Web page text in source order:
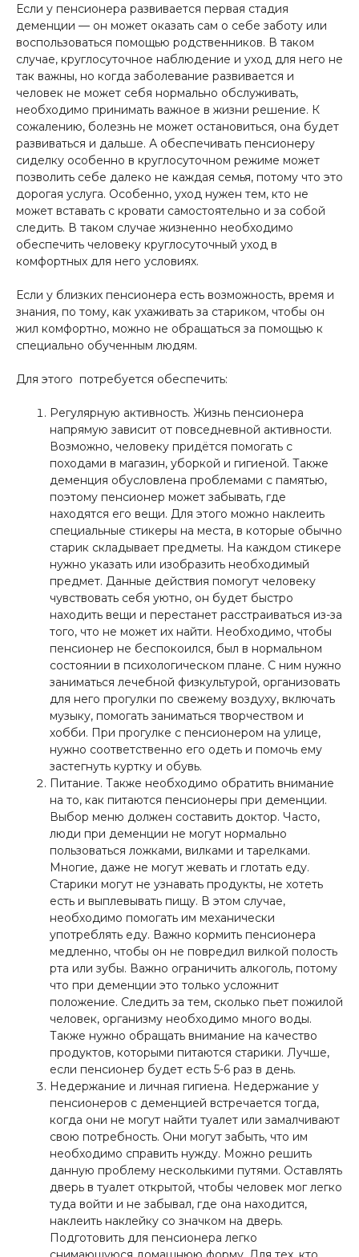
Если у пенсионера развивается первая стадия
деменции — он может оказать сам о себе заботу или
воспользоваться помощью родственников. В таком
случае, круглосуточное наблюдение и уход для него не
так важны, но когда заболевание развивается и
человек не может себя нормально обслуживать,
необходимо принимать важное в жизни решение. К
сожалению, болезнь не может остановиться, она будет
развиваться и дальше. А обеспечивать пенсионеру
сиделку особенно в круглосуточном режиме может
позволить себе далеко не каждая семья, потому что это
дорогая услуга. Особенно, уход нужен тем, кто не
может вставать с кровати самостоятельно и за собой
следить. В таком случае жизненно необходимо
обеспечить человеку круглосуточный уход в
комфортных для него условиях.
Если у близких пенсионера есть возможность, время и
знания, по тому, как ухаживать за стариком, чтобы он
жил комфортно, можно не обращаться за помощью к
специально обученным людям.
Для этого потребуется обеспечить:
Регулярную активность. Жизнь пенсионера
напрямую зависит от повседневной активности.
Возможно, человеку придётся помогать с
походами в магазин, уборкой и гигиеной. Также
деменция обусловлена проблемами с памятью,
поэтому пенсионер может забывать, где
находятся его вещи. Для этого можно наклеить
специальные стикеры на места, в которые обычно
старик складывает предметы. На каждом стикере
нужно указать или изобразить необходимый
предмет. Данные действия помогут человеку
чувствовать себя уютно, он будет быстро
находить вещи и перестанет расстраиваться из-за
того, что не может их найти. Необходимо, чтобы
пенсионер не беспокоился, был в нормальном
состоянии в психологическом плане. С ним нужно
заниматься лечебной физкультурой, организовать
для него прогулки по свежему воздуху, включать
музыку, помогать заниматься творчеством и
хобби. При прогулке с пенсионером на улице,
нужно соответственно его одеть и помочь ему
застегнуть куртку и обувь.
Питание. Также необходимо обратить внимание
на то, как питаются пенсионеры при деменции.
Выбор меню должен составить доктор. Часто,
люди при деменции не могут нормально
пользоваться ложками, вилками и тарелками.
Многие, даже не могут жевать и глотать еду.
Старики могут не узнавать продукты, не хотеть
есть и выплевывать пищу. В этом случае,
необходимо помогать им механически
употреблять еду. Важно кормить пенсионера
медленно, чтобы он не повредил вилкой полость
рта или зубы. Важно ограничить алкоголь, потому
что при деменции это только усложнит
положение. Следить за тем, сколько пьет пожилой
человек, организму необходимо много воды.
Также нужно обращать внимание на качество
продуктов, которыми питаются старики. Лучше,
если пенсионер будет есть 5-6 раз в день.
Недержание и личная гигиена. Недержание у
пенсионеров с деменцией встречается тогда,
когда они не могут найти туалет или замалчивают
свою потребность. Они могут забыть, что им
необходимо справить нужду. Можно решить
данную проблему несколькими путями. Оставлять
дверь в туалет открытой, чтобы человек мог легко
туда войти и не забывал, где она находится,
наклеить наклейку со значком на дверь.
Подготовить для пенсионера легко